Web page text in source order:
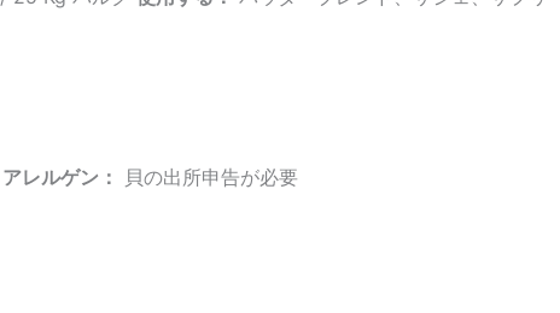
アレルゲン：
貝の出所申告が必要